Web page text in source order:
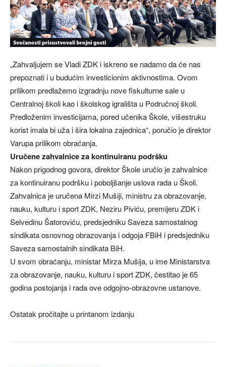
„Zahvaljujem se Vladi ZDK i iskreno se nadamo da će nas
prepoznati i u budućim investicionim aktivnostima. Ovom
prilikom predlažemo izgradnju nove fiskulturne sale u
Centralnoj školi kao i školskog igrališta u Područnoj školi.
Predloženim investicijama, pored učenika Škole, višestruku
korist imala bi uža i šira lokalna zajednica“, poručio je direktor
Varupa prilikom obraćanja.
Uručene zahvalnice za kontinuiranu podršku
Nakon prigodnog govora, direktor Škole uručio je zahvalnice
za kontinuiranu podršku i poboljšanje uslova rada u Školi.
Zahvalnica je uručena Mirzi Mušiji, ministru za obrazovanje,
nauku, kulturu i sport ZDK, Neziru Piviću, premijeru ZDK i
Selvedinu Šatoroviću, predsjedniku Saveza samostalnog
sindikata osnovnog obrazovanja i odgoja FBiH i predsjedniku
Saveza samostalnih sindikata BiH.
U svom obraćanju, ministar Mirza Mušija, u ime Ministarstva
za obrazovanje, nauku, kulturu i sport ZDK, čestitao je 65
godina postojanja i rada ove odgojno-obrazovne ustanove.
Ostatak pročitajte u printanom izdanju